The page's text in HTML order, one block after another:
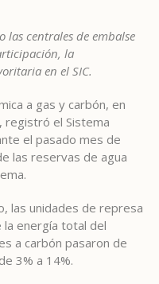
las centrales de embalse
la
en el SIC.
a gas y carbón, en
registró el Sistema
el pasado mes de
las reservas de agua
las unidades de represa
energía total del
a carbón pasaron de
3% a 14%.